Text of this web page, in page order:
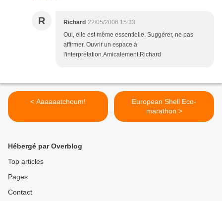
R Richard 22/05/2006 15:33
Oui, elle est même essentielle. Suggérer, ne pas
affirmer. Ouvrir un espace à
l'interprétation.Amicalement,Richard
< Aaaaaatchoum!
European Shell Eco-
marathon >
Hébergé par Overblog
Top articles
Pages
Contact